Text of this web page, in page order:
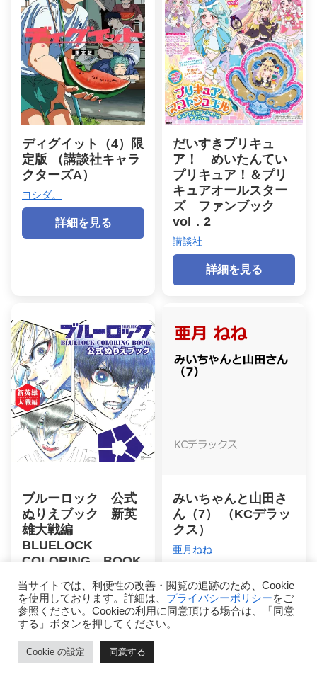
ディグイット（4）限
定版 （講談社キャラ
クターズA）
ヨシダ。
詳細を見る
だいすきプリキュ
ア！ めいたんてい
プリキュア！＆プリ
キュアオールスター
ズ ファンブック
vol．2
講談社
詳細を見る
ブルーロック 公式
ぬりえブック 新英
雄大戦編
BLUELOCK
COLORING BOOK
著者/ 講談社 、原作/金城宗
幸、漫画/ノ村優介
詳細を見る
みいちゃんと山田さ
ん（7） （KCデラッ
クス）
亜月ねね
詳細を見る
当サイトでは、利便性の改善・閲覧の追跡のため、Cookie
を使用しております。詳細は、 プライバシーポリシーをご
参照ください。Cookieの利用に同意頂ける場合は、「同意
する」ボタンを押してください。
Cookie の設定 同意する